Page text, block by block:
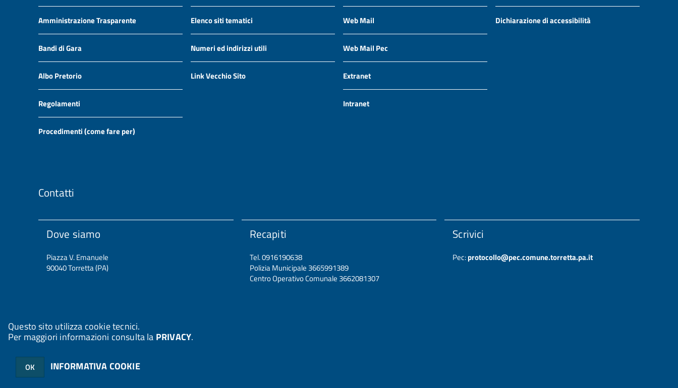
Questo sito utilizza cookie tecnici.
Per maggiori informazioni consulta la PRIVACY.
OK INFORMATIVA COOKIE
Amministrazione Trasparente
Bandi di Gara
Albo Pretorio
Regolamenti
Procedimenti (come fare per)
Elenco siti tematici
Numeri ed indirizzi utili
Link Vecchio Sito
Web Mail
Web Mail Pec
Extranet
Intranet
Dichiarazione di accessibilità
Contatti
Dove siamo
Piazza V. Emanuele
90040 Torretta (PA)
Recapiti
Tel. 0916190638
Polizia Municipale 3665991389
Centro Operativo Comunale 3662081307
Scrivici
Pec:protocollo@pec.comune.torretta.pa.it